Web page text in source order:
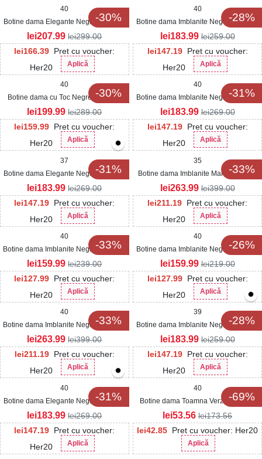
-30%
40
Botine dama Elegante Negre din Piele
Ecologica Lacuita Graysyn
lei166.39 Pret cu voucher:
Her20
Aplică
lei207.99 lei299.00
-28%
40
Botine dama Imblanite Negre din Piele
Ecologica Intoarsa Bostyn2
lei147.19 Pret cu voucher:
Her20
Aplică
lei183.99 lei259.00
-30%
40
Botine dama cu Toc Negre din Piele
Ecologica Intoarsa Zahara
lei159.99 Pret cu voucher:
Her20
Aplică
lei199.99 lei289.00
-31%
40
Botine dama Imblanite Negre din Piele
Ecologica Gineva
lei147.19 Pret cu voucher:
Her20
Aplică
lei183.99 lei269.00
-31%
37
Botine dama Elegante Negre din Piele
Ecologica Intoarsa Odisey2
lei147.19 Pret cu voucher:
Her20
Aplică
lei183.99 lei269.00
-33%
35
Botine dama Imblanite Maro din Piele
Ecologica Intoarsa Zhavia
lei211.19 Pret cu voucher:
Her20
Aplică
lei263.99 lei399.00
-33%
40
Botine dama Imblanite Negre din Piele
Ecologica Intoarsa Tisha
lei127.99 Pret cu voucher:
Her20
Aplică
lei159.99 lei239.00
-26%
40
Botine dama Imblanite Negre din Piele
Ecologica Intoarsa Raine
lei127.99 Pret cu voucher:
Her20
Aplică
lei159.99 lei219.00
-33%
40
Botine dama Imblanite Negre din Piele
Ecologica Intoarsa Zhavia
lei211.19 Pret cu voucher:
Her20
Aplică
lei263.99 lei399.00
-28%
39
Botine dama Imblanite Negre din Piele
Ecologica Bostyn
lei147.19 Pret cu voucher:
Her20
Aplică
lei183.99 lei259.00
-31%
40
Botine dama Elegante Negre din Piele
Ecologica Odisey
lei147.19 Pret cu voucher:
Her20
Aplică
lei183.99 lei269.00
-69%
40
Botine dama Toamna Verzi din Textil
Diala
lei42.85 Pret cu voucher: Her20
Aplică
lei53.56 lei173.56